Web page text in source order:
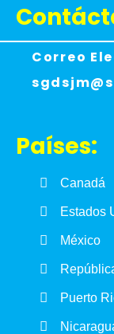
Correo
Países:
Canadá
Estados
México
Puerto